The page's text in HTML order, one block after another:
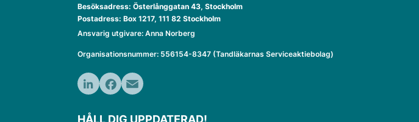
Besöksadress: Österlånggatan 43, Stockholm
Postadress: Box 1217, 111 82 Stockholm
Ansvarig utgivare: Anna Norberg
Organisationsnummer: 556154-8347 (Tandläkarnas Serviceaktiebolag)
HÅLL DIG UPPDATERAD!